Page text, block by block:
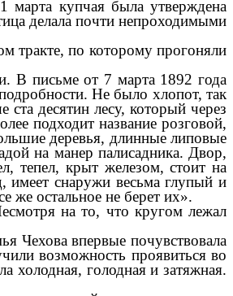
марта купчая была утверждена
делала почти непроходимыми
тракте, по которому прогоняли
В письме от 7 марта 1892 года
Не было хлопот, так
десятин лесу, который через
подходит название розговой,
деревья, длинные липовые
на манер палисадника. Двор,
тепел, крыт железом, стоит на
имеет снаружи весьма глупый и
же остальное не берет их».
на то, что кругом лежал
Чехова впервые почувствовала
возможность проявиться во
холодная, голодная и затяжная.